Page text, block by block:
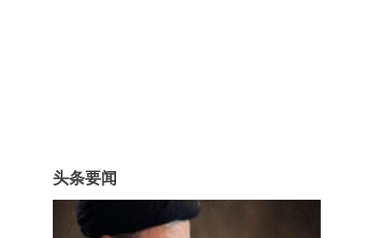
头条要闻